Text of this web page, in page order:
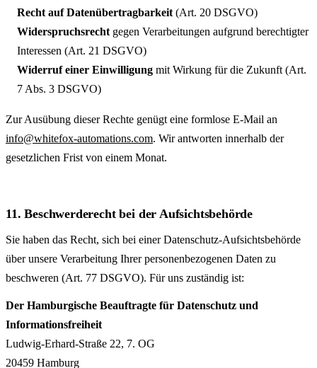
Recht auf Daten­übertragbarkeit (Art. 20 DSGVO)
Widerspruchsrecht gegen Verarbeitungen aufgrund berechtigter
Interessen (Art. 21 DSGVO)
Widerruf einer Einwilligung mit Wirkung für die Zukunft (Art.
7 Abs. 3 DSGVO)
Zur Ausübung dieser Rechte genügt eine formlose E-Mail an
info@whitefox-automations.com. Wir antworten innerhalb der
gesetzlichen Frist von einem Monat.
11. Beschwerderecht bei der Aufsichtsbehörde
Sie haben das Recht, sich bei einer Datenschutz-Aufsichts­behörde
über unsere Verarbeitung Ihrer personen­bezogenen Daten zu
beschweren (Art. 77 DSGVO). Für uns zuständig ist:
Der Hamburgische Beauftragte für Datenschutz und
Informations­freiheit
Ludwig-Erhard-Straße 22, 7. OG
20459 Hamburg